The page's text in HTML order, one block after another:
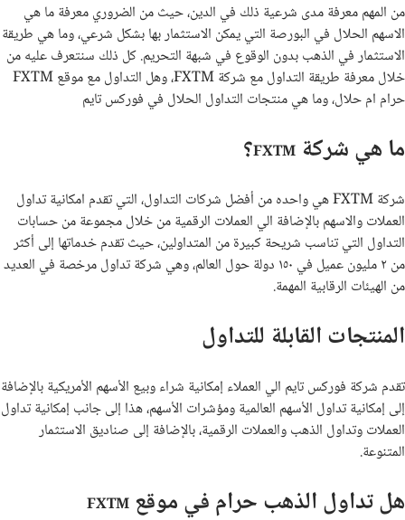
من المهم معرفة مدى شرعية ذلك في الدين، حيث من الضروري معرفة ما هي
الاسهم الحلال في البورصة التي يمكن الاستثمار بها بشكل شرعي، وما هي طريقة
الاستثمار في الذهب بدون الوقوع في شبهة التحريم. كل ذلك سنتعرف عليه من
خلال معرفة طريقة التداول مع شركةFXTM، وهل التداول مع موقعFXTM
حرام ام حلال، وما هي منتجات التداول الحلال في فوركس تايم
ما هي شركة FXTM؟
شركةFXTMهي واحده من أفضل شركات التداول، التي تقدم امكانية تداول
العملات والاسهم بالإضافة الي العملات الرقمية من خلال مجموعة من حسابات
التداول التي تناسب شريحة كبيرة من المتداولين، حيث تقدم خدماتها إلى أكثر
من ٢ مليون عميل في ١٥٠ دولة حول العالم، وهي شركة تداول مرخصة في العديد
من الهيئات الرقابية المهمة.
المنتجات القابلة للتداول
تقدم شركة فوركس تايم الي العملاء إمكانية شراء وبيع الأسهم الأمريكية بالإضافة
إلى إمكانية تداول الأسهم العالمية ومؤشرات الأسهم، هذا إلى جانب إمكانية تداول
العملات وتداول الذهب والعملات الرقمية، بالإضافة إلى صناديق الاستثمار
المتنوعة.
هل تداول الذهب حرام في موقع FXTM